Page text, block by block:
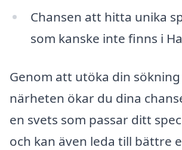
Chansen att hitta unika
som kanske inte finns i
Genom att utöka din
närheten ökar du dina
en svets som passar ditt
och kan även leda till bättre